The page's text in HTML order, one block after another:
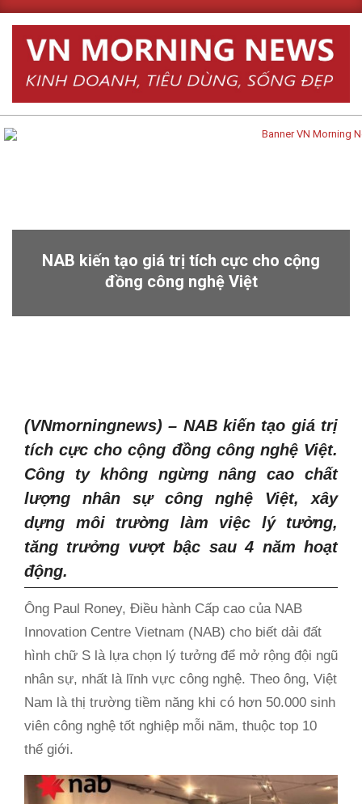
Skip
content
NAB kiến tạo giá trị tích cực cho cộng
đồng công nghệ Việt
(VNmorningnews) – NAB kiến tạo giá trị
tích cực cho cộng đồng công nghệ Việt.
Công ty không ngừng nâng cao chất
lượng nhân sự công nghệ Việt, xây
dựng môi trường làm việc lý tưởng,
tăng trưởng vượt bậc sau 4 năm hoạt
động.
Ông Paul Roney, Điều hành Cấp cao của NAB
Innovation Centre Vietnam (NAB) cho biết dải đất
hình chữ S là lựa chọn lý tưởng để mở rộng đội ngũ
nhân sự, nhất là lĩnh vực công nghệ. Theo ông, Việt
Nam là thị trường tiềm năng khi có hơn 50.000 sinh
viên công nghệ tốt nghiệp mỗi năm, thuộc top 10
thế giới.